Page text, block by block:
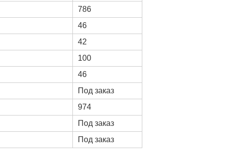
786
46
42
100
46
Под заказ
974
Под заказ
Под заказ